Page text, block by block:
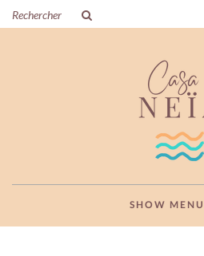
SHOW MENU